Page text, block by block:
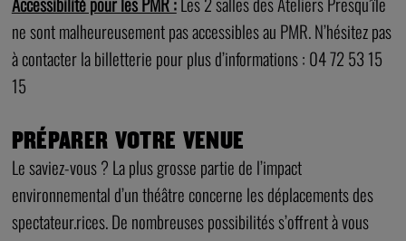
ne sont malheureusement pas accessibles au PMR. N’hésitez pas
à contacter la billetterie pour plus d’informations : 04 72 53 15
15
PRÉPARER VOTRE VENUE
Le saviez-vous ? La plus grosse partie de l’impact
environnemental d’un théâtre concerne les déplacements des
spectateur.rices. De nombreuses possibilités s’offrent à vous